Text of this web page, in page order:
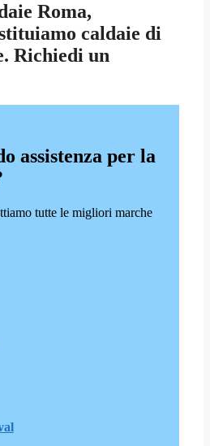
Roma,
caldaie di
Richiedi un
assistenza per la
tutte le migliori marche